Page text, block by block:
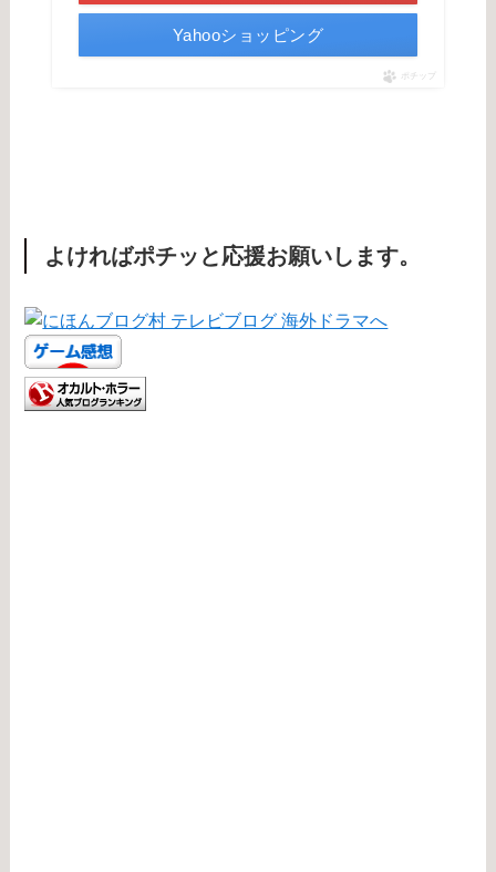
Yahooショッピング
ポチップ
よければポチッと応援お願いします。